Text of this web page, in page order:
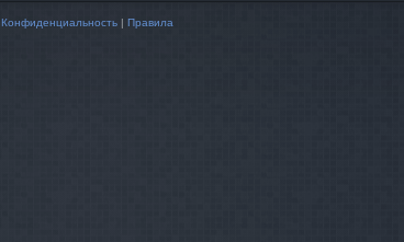
Конфиденциальность| Правила